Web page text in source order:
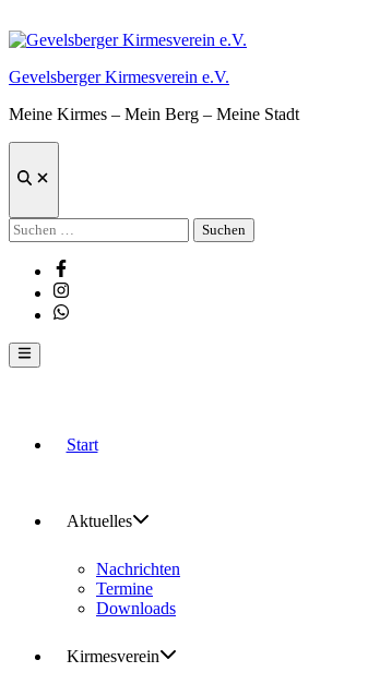
Inhalt
Gevelsberger Kirmesverein e.V.
Meine Kirmes – Mein Berg – Meine Stadt
Suche
Suchen
nach:
Facebook
Instagram
Whatsapp
Hauptmenü
Start
Aktuelles
Nachrichten
Termine
Downloads
Kirmesverein